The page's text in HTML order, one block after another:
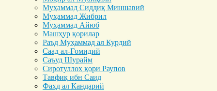
Муҳаммад Cиддиқ Миншавий
Муҳаммад Жибрил
Муҳаммад Айюб
Машҳур қорилар
Раъд Муҳаммад ал Курдий
Саад ал-Ғомидий
Саъуд Шурайм
Сиротуллоҳ қори Раупов
Тавфиқ ибн Саид
Фаҳд ал Кандарий